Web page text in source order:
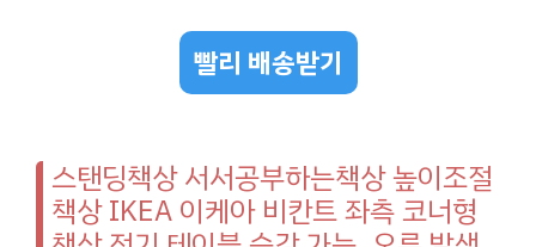
빨리 배송받기
스탠딩책상 서서공부하는책상 높이조절
책상 IKEA 이케아 비칸트 좌측 코너형